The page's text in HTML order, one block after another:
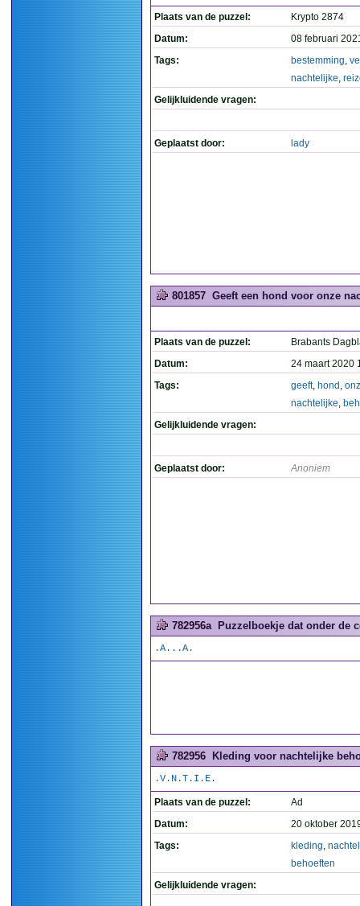
Plaats van de puzzel:
Krypto 2874
Datum:
08 februari
Tags:
bestemming,
nachtelijke,
Gelijkluidende vragen:
Geplaatst door: lady
801857 Geeft een hond voor onze
Plaats van de puzzel:
Brabants
Datum:
24 maart 2020
Tags:
geeft, hond ,
nachtelijke,
Gelijkluidende vragen:
Geplaatst door: Anoniem
782956a Puzzelboekje dat onder de
.A...A.
782956 Kleding voor nachtelijke
.V.N.T.I.E.
Plaats van de puzzel:
Ad
Datum:
20 oktober
Tags:
kleding,
behoeften
Gelijkluidende vragen: